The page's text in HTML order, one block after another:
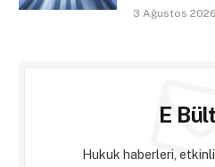
3 Ağustos 2026
E
Hukuk haberleri,